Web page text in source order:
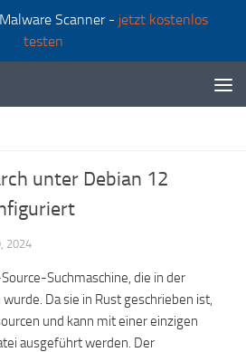
Scanner - jetzt kostenlos
testen
unter Debian 12
2024
Suchmaschine, die in der
Da sie in Rust geschrieben ist,
und kann mit einer einzigen
ausgeführt werden. Der